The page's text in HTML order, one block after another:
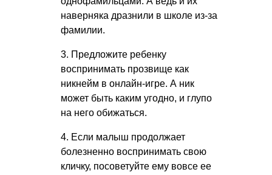
наверняка дразнили в школе из-за
фамилии.
3. Предложите ребенку
воспринимать прозвище как
никнейм в онлайн-игре. А ник
может быть каким угодно, и глупо
на него обижаться.
4. Если малыш продолжает
болезненно воспринимать свою
кличку, посоветуйте ему вовсе ее